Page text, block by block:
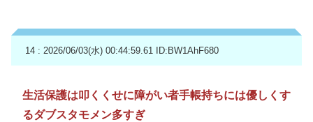
14 : 2026/06/03(水) 00:44:59.61 ID:BW1AhF680
生活保護は叩くくせに障がい者手帳持ちには優しくす
るダブスタモメン多すぎ